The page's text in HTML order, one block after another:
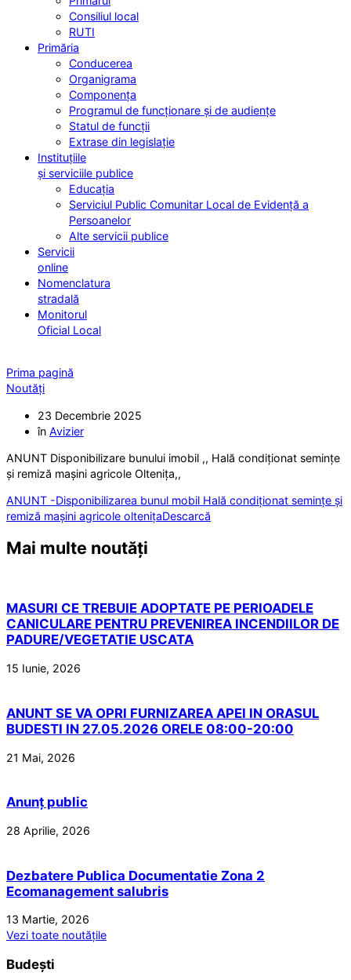
Consiliul local
RUTI
Primăria
Conducerea
Organigrama
Componența
Programul de funcționare și de audiențe
Statul de funcții
Extrase din legislație
Instituțiile
și serviciile publice
Educația
Serviciul Public Comunitar Local de Evidență a
Persoanelor
Alte servicii publice
Servicii
online
Nomenclatura
stradală
Monitorul
Oficial Local
Prima pagină
Noutăți
23 Decembrie 2025
în Avizier
ANUNT Disponibilizare bunului imobil ,, Hală condiționat semințe
și remiză mașini agricole Oltenița,,
ANUNT -Disponibilizarea bunul mobil Hală condiționat semințe și
remiză mașini agricole oltenițaDescarcă
Mai multe noutăți
MASURI CE TREBUIE ADOPTATE PE PERIOADELE
CANICULARE PENTRU PREVENIREA INCENDIILOR DE
PADURE/VEGETATIE USCATA
15 Iunie, 2026
ANUNT SE VA OPRI FURNIZAREA APEI IN ORASUL
BUDESTI IN 27.05.2026 ORELE 08:00-20:00
21 Mai, 2026
Anunț public
28 Aprilie, 2026
Dezbatere Publica Documentatie Zona 2
Ecomanagement salubris
13 Martie, 2026
Vezi toate noutățile
Budești